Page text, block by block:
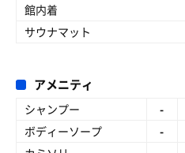
館内着
サウナマット
アメニティ
シャンプー -
ボディーソープ
-